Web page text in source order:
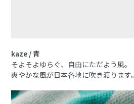
kaze / 青
そよそよゆらぐ、自由にただよう風。
爽やかな風が日本各地に吹き渡ります。